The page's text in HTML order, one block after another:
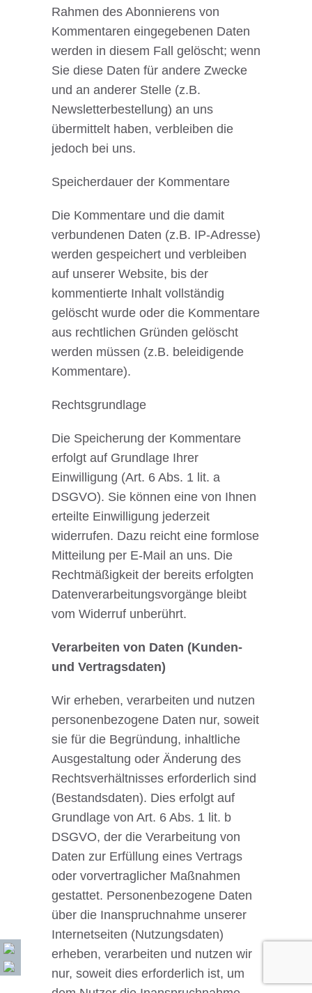
Rahmen des Abonnierens von
Kommentaren eingegebenen Daten
werden in diesem Fall gelöscht; wenn
Sie diese Daten für andere Zwecke
und an anderer Stelle (z.B.
Newsletterbestellung) an uns
übermittelt haben, verbleiben die
jedoch bei uns.
Speicherdauer der Kommentare
Die Kommentare und die damit
verbundenen Daten (z.B. IP-Adresse)
werden gespeichert und verbleiben
auf unserer Website, bis der
kommentierte Inhalt vollständig
gelöscht wurde oder die Kommentare
aus rechtlichen Gründen gelöscht
werden müssen (z.B. beleidigende
Kommentare).
Rechtsgrundlage
Die Speicherung der Kommentare
erfolgt auf Grundlage Ihrer
Einwilligung (Art. 6 Abs. 1 lit. a
DSGVO). Sie können eine von Ihnen
erteilte Einwilligung jederzeit
widerrufen. Dazu reicht eine formlose
Mitteilung per E-Mail an uns. Die
Rechtmäßigkeit der bereits erfolgten
Datenverarbeitungsvorgänge bleibt
vom Widerruf unberührt.
Verarbeiten von Daten (Kunden-
und Vertragsdaten)
Wir erheben, verarbeiten und nutzen
personenbezogene Daten nur, soweit
sie für die Begründung, inhaltliche
Ausgestaltung oder Änderung des
Rechtsverhältnisses erforderlich sind
(Bestandsdaten). Dies erfolgt auf
Grundlage von Art. 6 Abs. 1 lit. b
DSGVO, der die Verarbeitung von
Daten zur Erfüllung eines Vertrags
oder vorvertraglicher Maßnahmen
gestattet. Personenbezogene Daten
über die Inanspruchnahme unserer
Internetseiten (Nutzungsdaten)
erheben, verarbeiten und nutzen wir
nur, soweit dies erforderlich ist, um